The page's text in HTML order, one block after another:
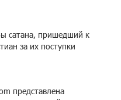
сатана, пришедший к
за их поступки
представлена